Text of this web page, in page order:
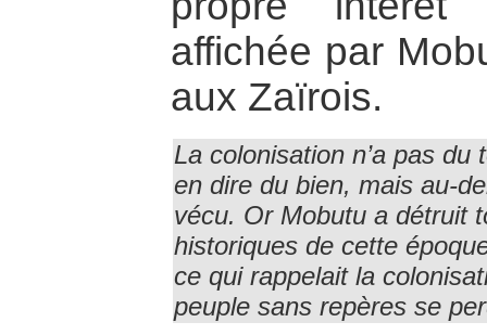
affichée par
aux Zaïrois.
La colonisation n’a pas
en dire du bien, mais au-
vécu. Or Mobutu a détruit
historiques de cette
ce qui rappelait la
peuple sans repères se